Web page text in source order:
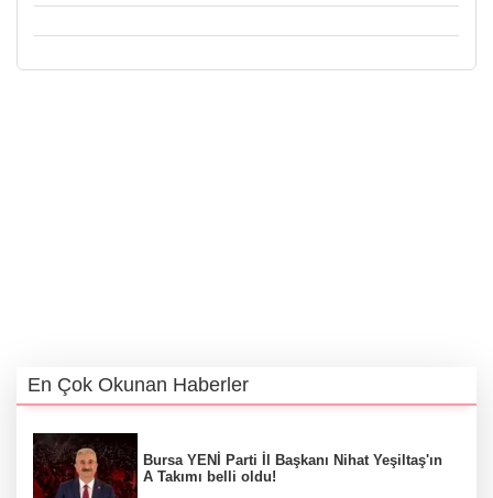
En Çok Okunan Haberler
Bursa YENİ Parti İl Başkanı Nihat Yeşiltaş'ın
A Takımı belli oldu!